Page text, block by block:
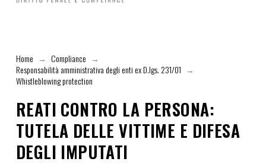
Home → Compliance →
Responsabilità amministrativa degli enti ex D.lgs. 231/01 →
Whistleblowing protection
REATI CONTRO LA PERSONA:
TUTELA DELLE VITTIME E DIFESA
DEGLI IMPUTATI